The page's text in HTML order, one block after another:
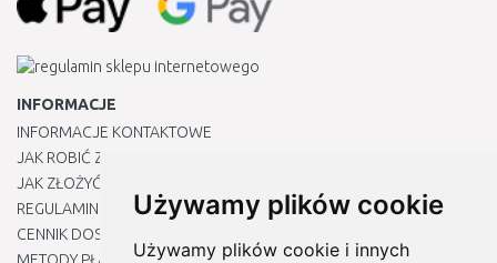
Używamy plików cookie
Używamy plików cookie i innych
INFORMACJE
INFORMACJE KONTAKTOWE
JAK ROBIĆ ZAKUPY ?
JAK ZŁOŻYĆ REKLAMACJĘ
REGULAMIN
CENNIK DOSTAWY